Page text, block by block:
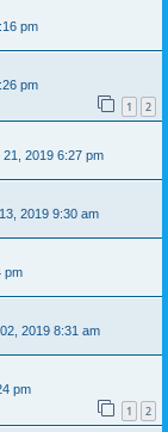
pm
pm
1 2
21, 2019 6:27 pm
2019 9:30 am
pm
2019 8:31 am
pm
1 2